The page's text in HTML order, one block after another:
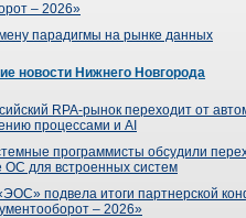
– 2026»
парадигмы на рынке данных
новости Нижнего Новгорода
RPA-рынок переходит от
процессами и AI
программисты обсудили
ОС для встроенных систем
подвела итоги партнерской
– 2026»